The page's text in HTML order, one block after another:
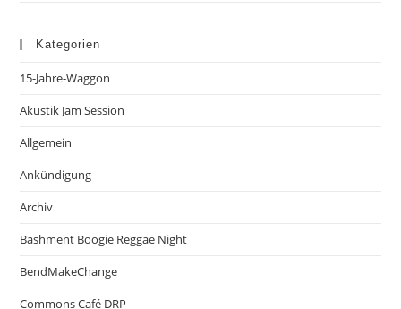
Kategorien
15-Jahre-Waggon
Akustik Jam Session
Allgemein
Ankündigung
Archiv
Bashment Boogie Reggae Night
BendMakeChange
Commons Café DRP